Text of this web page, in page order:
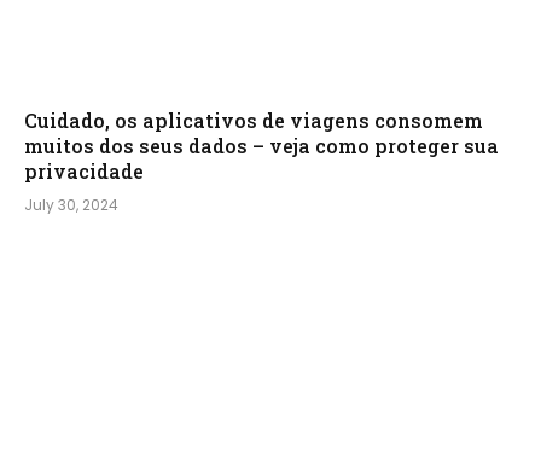
Cuidado, os aplicativos de viagens consomem
muitos dos seus dados – veja como proteger sua
privacidade
July 30, 2024